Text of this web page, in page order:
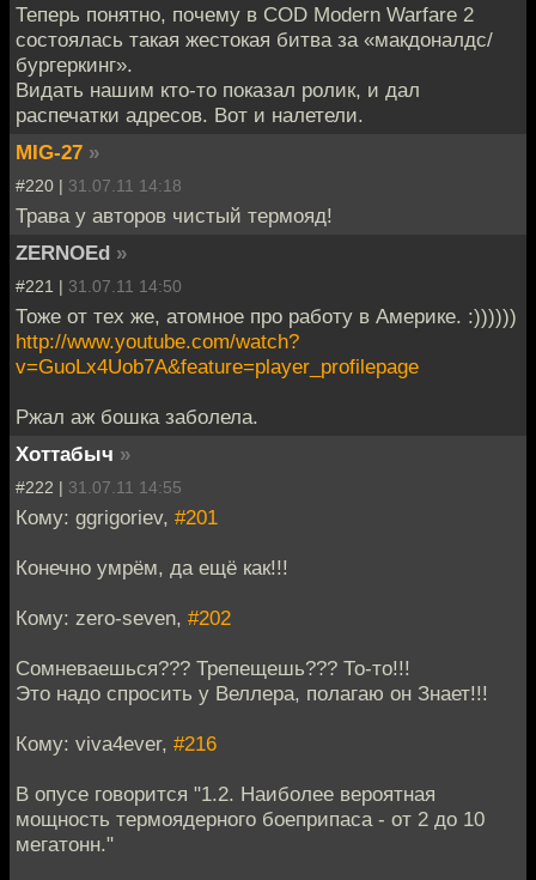
Теперь понятно, почему в COD Modern Warfare 2
состоялась такая жестокая битва за «макдоналдс/
бургеркинг».
Видать нашим кто-то показал ролик, и дал
распечатки адресов. Вот и налетели.
MIG-27 »
#220 | 31.07.11 14:18
Трава у авторов чистый термояд!
ZERNOEd »
#221 | 31.07.11 14:50
Тоже от тех же, атомное про работу в Америке. :))))))
http://www.youtube.com/watch?
v=GuoLx4Uob7A&feature=player_profilepage
Ржал аж бошка заболела.
Хоттабыч »
#222 | 31.07.11 14:55
Кому: ggrigoriev, #201
Конечно умрём, да ещё как!!!
Кому: zero-seven, #202
Сомневаешься??? Трепещешь??? То-то!!!
Это надо спросить у Веллера, полагаю он Знает!!!
Кому: viva4ever, #216
В опусе говорится "1.2. Наиболее вероятная
мощность термоядерного боеприпаса - от 2 до 10
мегатонн."